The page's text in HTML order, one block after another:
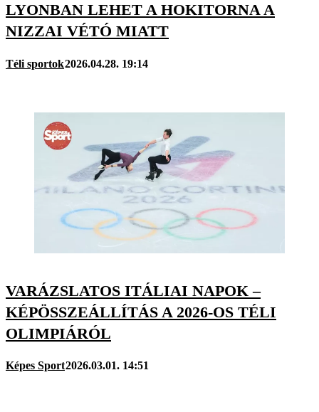
LYONBAN LEHET A HOKITORNA A
NIZZAI VÉTÓ MIATT
Téli sportok2026.04.28. 19:14
VARÁZSLATOS ITÁLIAI NAPOK –
KÉPÖSSZEÁLLÍTÁS A 2026-OS TÉLI
OLIMPIÁRÓL
Képes Sport2026.03.01. 14:51